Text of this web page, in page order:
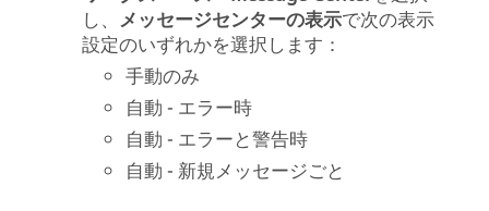
し、 メッセージセンターの表示で次の表示
設定のいずれかを選択します：
手動のみ
自動 - エラー時
自動 - エラーと警告時
自動 - 新規メッセージごと